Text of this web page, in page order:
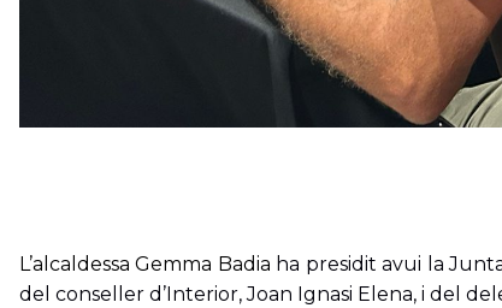
L’alcaldessa Gemma Badia ha presidit avui la
del conseller d’Interior, Joan Ignasi Elena, i del